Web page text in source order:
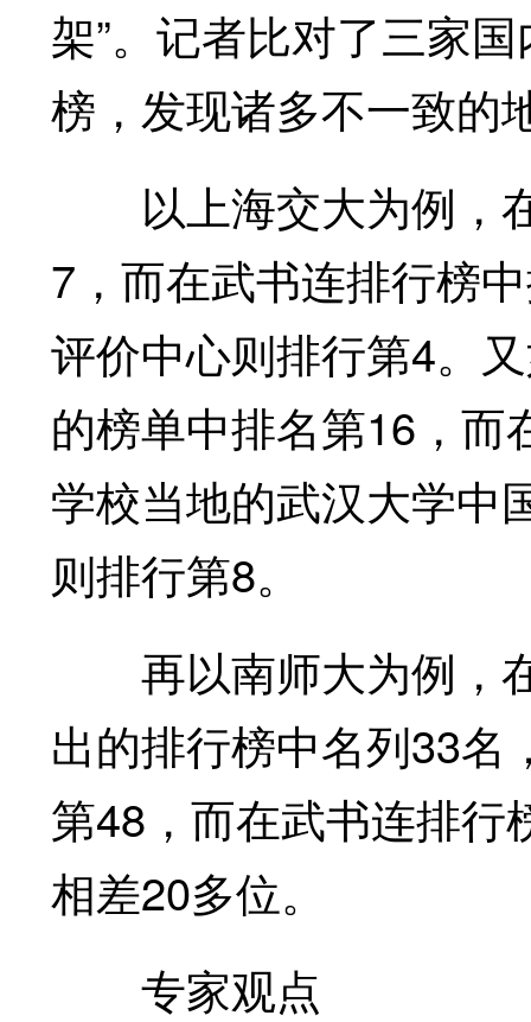
架”。记者比对了三家
榜，发现诸多不一致的
以上海交大为例，
7，而在武书连排行榜
评价中心则排行第4。
的榜单中排名第16，而
学校当地的武汉大学中
则排行第8。
再以南师大为例，
出的排行榜中名列33名
第48，而在武书连排行
相差20多位。
专家观点